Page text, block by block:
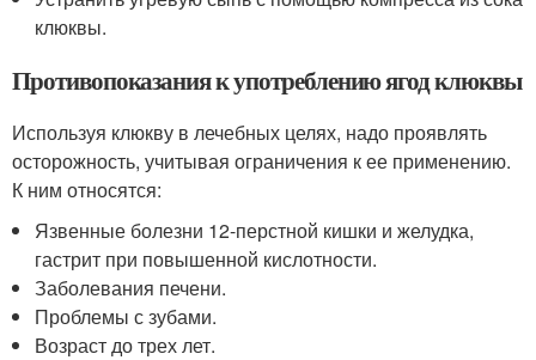
клюквы.
Противопоказания к употреблению ягод клюквы
Используя клюкву в лечебных целях, надо проявлять
осторожность, учитывая ограничения к ее применению.
К ним относятся:
Язвенные болезни 12-перстной кишки и желудка,
гастрит при повышенной кислотности.
Заболевания печени.
Проблемы с зубами.
Возраст до трех лет.